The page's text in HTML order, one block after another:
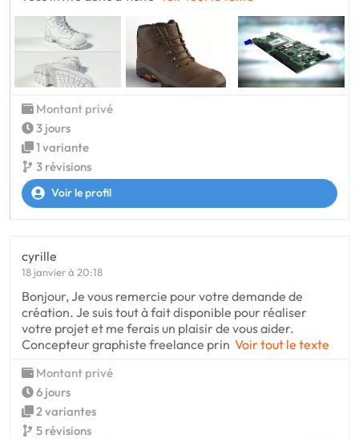
Montant privé
3 jours
1 variante
3 révisions
Voir le profil
cyrille
18 janvier à 20:18
Bonjour, Je vous remercie pour votre demande de
création. Je suis tout à fait disponible pour réaliser
votre projet et me ferais un plaisir de vous aider.
Concepteur graphiste freelance prin Voir tout le texte
Montant privé
6 jours
2 variantes
5 révisions